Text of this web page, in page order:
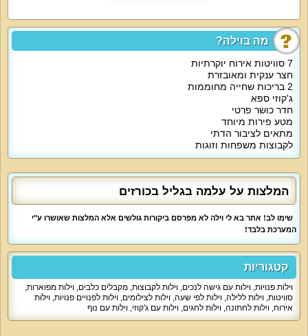
מה בוילה?
7 סוויטות אירוח יוקרתיות
חצר ענקית ומאובזרת
2 בריכות שחייה מחוממות
ג'קוזי ספא
חדר כושר פרטי
מטע פירות מיוחד
מתאים לציבור הדתי
לקבוצות משפחות וזוגות
על קצה המזלג:
מתחם עלמה בגליל הוא מפגש של יוקרה ופינוק עם אווירה מיוחדת של כפר, זהו
המקום בו תמצאו את החופשה המושלמת תוך שילוב כל אטרקציות הנופש
היוקרתיות עם אווירה שלווה ונעימה.
מה המתחם כולל:
סוויטות אירוח מפנקות : סוויטות זוגיות וסוויטות משפחתיות. בכל סוויטה תמצאו
אספרסו, פינת תה עם מבחר חליטות, ג'קוזי ספא בכל סוויטה, מרפסות נוף יפות
להזמין ארוחות (אפשרי כשרות), עיסויים ושאר פינוקים.
אטרקציות מיוחדות במתחם:
פרטיות ופינות ישיבה. פארק כושר אקסקלוסיבי פועל במתחם ומציע מבחר מתקנים,
בריכת קצינים מחוממת וגם סאונה.
מיוחד לילדים:
המלצות על עלמה בגליל בכורזים
שימו לב! אתר בא לי וילה לא מפרסם ביקורות גולשים אלא המלצות שאושרו ע"י
המערכת בלבד!
קטגוריות
וילות פנויות, וילות עם גישה לנכים, וילות לקבוצות, מקבלים כלבים, וילות מפוארות,
סוויטות, וילות ללילה, וילות לפי שעה, וילות לצילומים, וילות לפנויים פנויות, וילות
אירוח, וילות לחתונה, וילות לחגים, וילות עם ג'קוזי, וילות עם נוף